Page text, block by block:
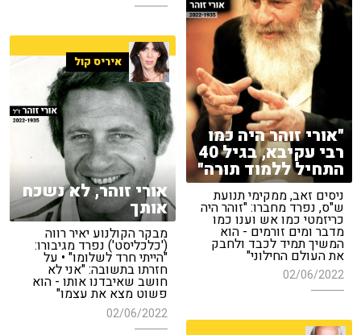
"אורי זוהר היה כמו
רבי עקיבא, בגיל 40
התחיל ללמוד תורה"
ניסים זאב, ממקימי תנועת
ש"ס, נפרד מחברו: "זוהר היה
כריזמטי כמו אש וענו כמו
מדבר ומים זורמים - הוא
המשיך תמיד לכבד ולחבק
את העולם החילוני"
02/06/2022
איריס קול
אורי זוהר, לא נשכח
אותך
מבקר הקולנוע יאיר רווה
('כלכליסט') נפרד מגיבורו:
"הייתי חרד לשלומו" • על
חזרתו בתשובה: "אני לא
חושב שאיבדנו אותו - הוא
פשוט מצא את עצמו"
02/06/2022